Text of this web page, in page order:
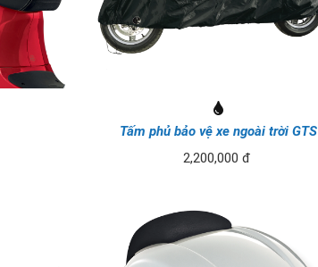
Tấm phủ bảo vệ xe ngoài trời GTS
2,200,000 đ